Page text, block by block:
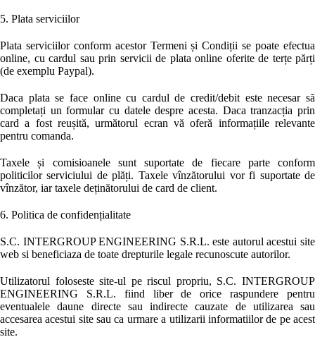
5. Plata serviciilor
Plata serviciilor conform acestor Termeni și Condiții se poate efectua
online, cu cardul sau prin servicii de plata online oferite de terțe părți
(de exemplu Paypal).
Daca plata se face online cu cardul de credit/debit este necesar să
completați un formular cu datele despre acesta. Daca tranzacția prin
card a fost reușită, următorul ecran vă oferă informațiile relevante
pentru comanda.
Taxele și comisioanele sunt suportate de fiecare parte conform
politicilor serviciului de plăți. Taxele vînzătorului vor fi suportate de
vînzător, iar taxele deținătorului de card de client.
6. Politica de confidențialitate
S.C. INTERGROUP ENGINEERING S.R.L. este autorul acestui site
web si beneficiaza de toate drepturile legale recunoscute autorilor.
Utilizatorul foloseste site-ul pe riscul propriu, S.C. INTERGROUP
ENGINEERING S.R.L. fiind liber de orice raspundere pentru
eventualele daune directe sau indirecte cauzate de utilizarea sau
accesarea acestui site sau ca urmare a utilizarii informatiilor de pe acest
site.